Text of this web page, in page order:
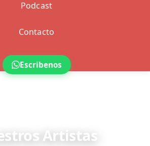
Podcast
Contacto
Escribenos
Artistas